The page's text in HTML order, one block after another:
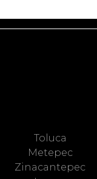
Toluca
Metepec
Zinacantepec